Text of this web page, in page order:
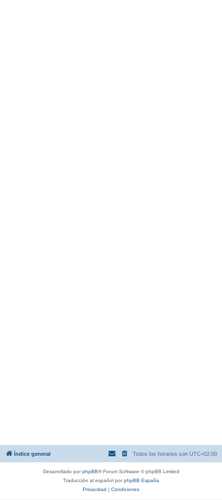
Índice general Todos los horarios son UTC+02:00
Desarrollado porphpBB® Forum Software © phpBB Limited
Traducción al español porphpBB España
Privacidad | Condiciones